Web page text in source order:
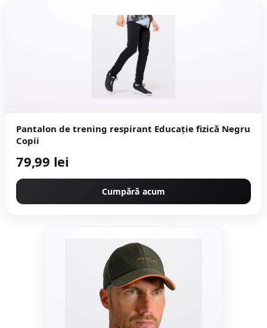
Pantalon de trening respirant Educație fizică Negru
Copii
79,99 lei
Cumpără acum